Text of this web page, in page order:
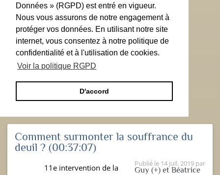
Données » (RGPD) est entré en vigueur.
Nous vous assurons de notre engagement à
protéger vos données. En utilisant notre site
internet, vous consentez à notre politique de
confidentialité et à l'utilisation de cookies.
Voir la politique RGPD
D'accord
Comment surmonter la souffrance du
deuil ? (00:37:07)
Publié le 14 juil. 2019 par
Guy (+) et Béatrice
11e intervention de la